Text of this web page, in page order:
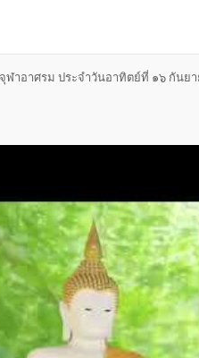
ฬาอาศรม ประจำวันอาทิตย์ที่ ๑๖ กันย